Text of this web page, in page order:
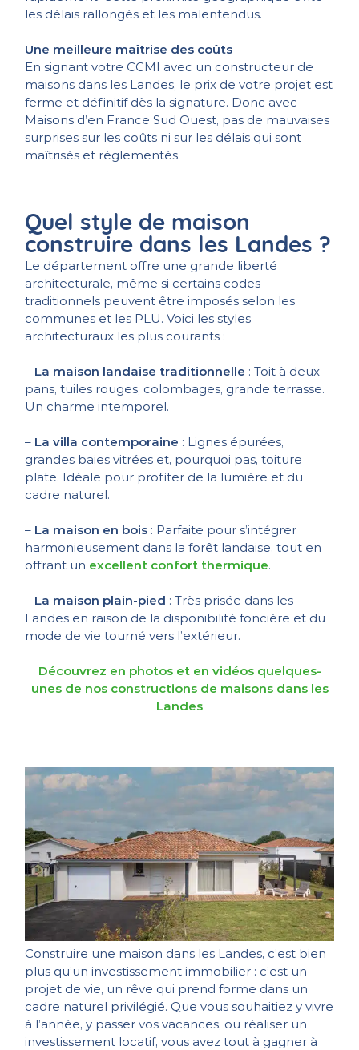
les délais rallongés et les malentendus.
Une meilleure maîtrise des coûts
En signant votre CCMI avec un constructeur de
maisons dans les Landes, le prix de votre projet est
ferme et définitif dès la signature. Donc avec
Maisons d’en France Sud Ouest, pas de mauvaises
surprises sur les coûts ni sur les délais qui sont
maîtrisés et réglementés.
Quel style de maison
construire dans les Landes ?
Le département offre une grande liberté
architecturale, même si certains codes
traditionnels peuvent être imposés selon les
communes et les PLU. Voici les styles
architecturaux les plus courants :
– La maison landaise traditionnelle : Toit à deux
pans, tuiles rouges, colombages, grande terrasse.
Un charme intemporel.
– La villa contemporaine : Lignes épurées,
grandes baies vitrées et, pourquoi pas, toiture
plate. Idéale pour profiter de la lumière et du
cadre naturel.
– La maison en bois : Parfaite pour s’intégrer
harmonieusement dans la forêt landaise, tout en
offrant un excellent confort thermique.
– La maison plain-pied : Très prisée dans les
Landes en raison de la disponibilité foncière et du
mode de vie tourné vers l’extérieur.
Découvrez en photos et en vidéos quelques-
unes de nos constructions de maisons dans les
Landes
Construire une maison dans les Landes, c’est bien
plus qu’un investissement immobilier : c’est un
projet de vie, un rêve qui prend forme dans un
cadre naturel privilégié. Que vous souhaitiez y vivre
à l’année, y passer vos vacances, ou réaliser un
investissement locatif, vous avez tout à gagner à